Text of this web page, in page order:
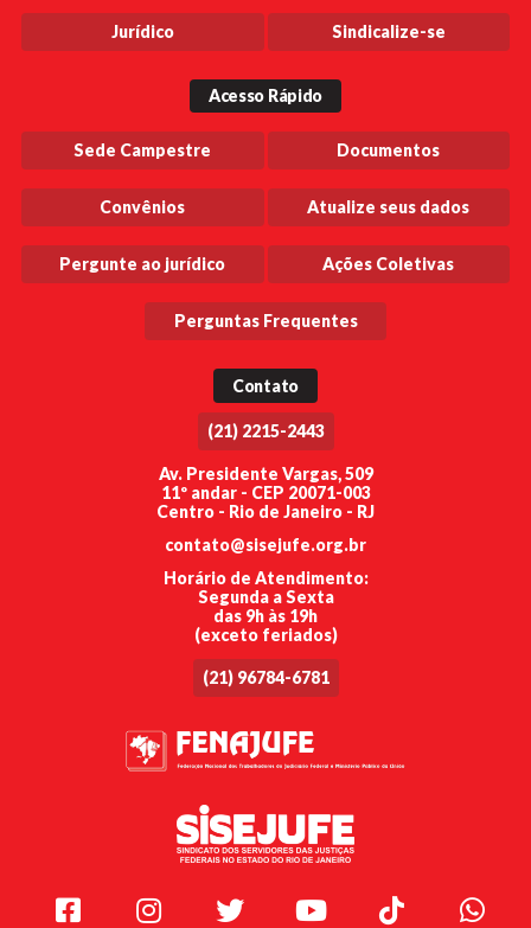
Jurídico Sindicalize-se
Acesso Rápido
Sede Campestre Documentos
Convênios Atualize seus dados
Pergunte ao jurídico Ações Coletivas
Perguntas Frequentes
Contato
(21) 2215-2443
Av. Presidente Vargas, 509
11º andar - CEP 20071-003
Centro - Rio de Janeiro - RJ
contato@sisejufe.org.br
Horário de Atendimento:
Segunda a Sexta
das 9h às 19h
(exceto feriados)
(21) 96784-6781
Facebook Instagram Twitter Youtube TikTok